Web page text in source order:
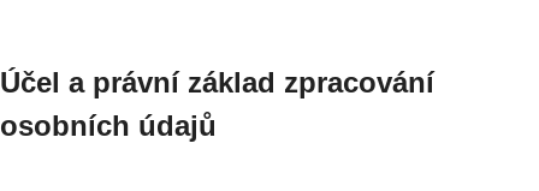
Účel a právní základ zpracování
osobních údajů